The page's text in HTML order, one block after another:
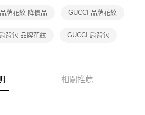
support/home
徵得法定代理人或監護人之同意方可使用
品牌花紋 降價品 GUCCI 品牌花紋
肩背包 品牌花紋 GUCCI 肩背包
相關推薦